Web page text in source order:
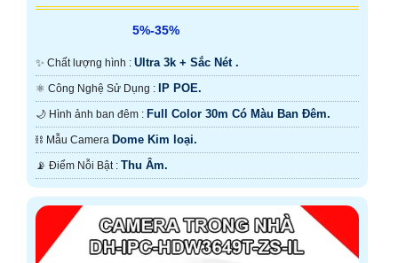
5%-35%
✨ Chất lượng hình : Ultra 3k + Sắc Nét .
⚛️ Công Nghệ Sử Dụng : IP POE.
🌙 Hình ảnh ban đêm : Full Color 30m Có Màu Ban Ðêm.
⛓ Mẫu Camera Dome Kim loại.
️📡 Điểm Nỗi Bật : Thu Âm.